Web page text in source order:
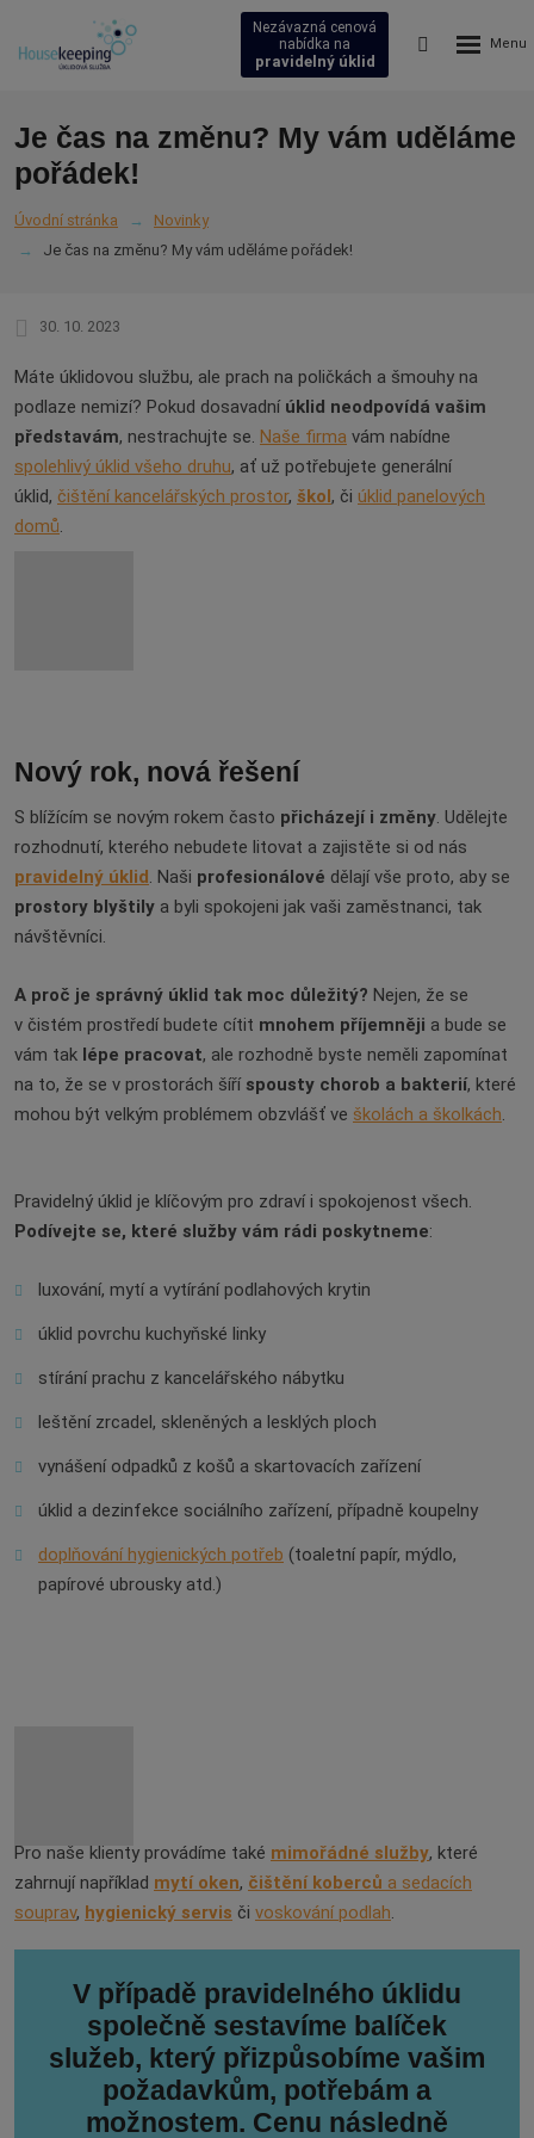
Nezávazná cenová
nabídka na
pravidelný úklid
Vyhledávání
Rozbalení
Je čas na změnu? My vám uděláme
pořádek!
Úvodní stránka
Novinky
Je čas na změnu? My vám uděláme pořádek!
30. 10. 2023
Máte úklidovou službu, ale prach na poličkách a šmouhy na
podlaze nemizí? Pokud dosavadní úklid neodpovídá vašim
představám, nestrachujte se. Naše firma vám nabídne
spolehlivý úklid všeho druhu, ať už potřebujete generální
úklid, čištění kancelářských prostor, škol, či úklid panelových
domů.
Nový rok, nová řešení
S blížícím se novým rokem často přicházejí i změny. Udělejte
rozhodnutí, kterého nebudete litovat a zajistěte si od nás
pravidelný úklid. Naši profesionálové dělají vše proto, aby se
prostory blyštily a byli spokojeni jak vaši zaměstnanci, tak
návštěvníci.
A proč je správný úklid tak moc důležitý? Nejen, že se
v čistém prostředí budete cítit mnohem příjemněji a bude se
vám tak lépe pracovat, ale rozhodně byste neměli zapomínat
na to, že se v prostorách šíříspousty chorob a bakterií, které
mohou být velkým problémem obzvlášť ve školách a školkách.
Pravidelný úklid je klíčovým pro zdraví i spokojenost všech.
Podívejte se, které služby vám rádi poskytneme:
luxování, mytí a vytírání podlahových krytin
úklid povrchu kuchyňské linky
stírání prachu z kancelářského nábytku
leštění zrcadel, skleněných a lesklých ploch
vynášení odpadků z košů a skartovacích zařízení
úklid a dezinfekce sociálního zařízení, případně koupelny
doplňování hygienických potřeb (toaletní papír, mýdlo,
papírové ubrousky atd.)
Pro naše klienty provádíme také mimořádné služby, které
zahrnují například mytí oken, čištění koberců a sedacích
souprav, hygienický servis či voskování podlah.
V případě pravidelného úklidu
společně sestavíme balíček
služeb, který přizpůsobíme vašim
požadavkům, potřebám a
možnostem. Cenu následně